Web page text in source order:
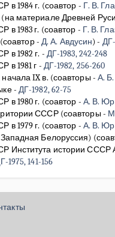
в 1984 г. (соавтор - Г. В.
материале Древней
в 1983 г. (соавтор - Г. В.
(соавтор - Д. А. Авдусин)- ДГ-
в 1982 г. - ДГ-1983, 242-248
в 1981 г - ДГ-1982, 256-260
IX в. (соавторы - А.
- ДГ-1982, 62-75
в 1980 г. (соавтор - А. В.
СССР (соавторы -
в 1979 г. (соавтор - А. В.
Белоруссия)
Института истории СССР
1975, 141-156